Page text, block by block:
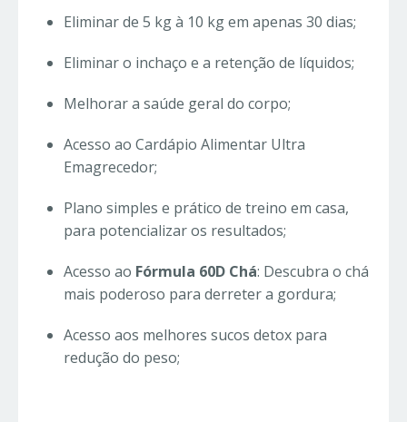
Eliminar de 5 kg à 10 kg em apenas 30 dias;
Eliminar o inchaço e a retenção de líquidos;
Melhorar a saúde geral do corpo;
Acesso ao Cardápio Alimentar Ultra
Emagrecedor;
Plano simples e prático de treino em casa,
para potencializar os resultados;
Acesso ao Fórmula 60D Chá: Descubra o chá
mais poderoso para derreter a gordura;
Acesso aos melhores sucos detox para
redução do peso;